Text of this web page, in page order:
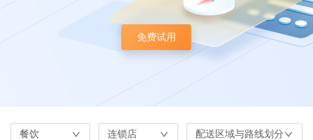
免费试用
餐饮 连锁店 配送区域与路线划分